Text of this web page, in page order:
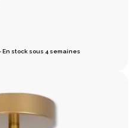
stock sous 4 semaines